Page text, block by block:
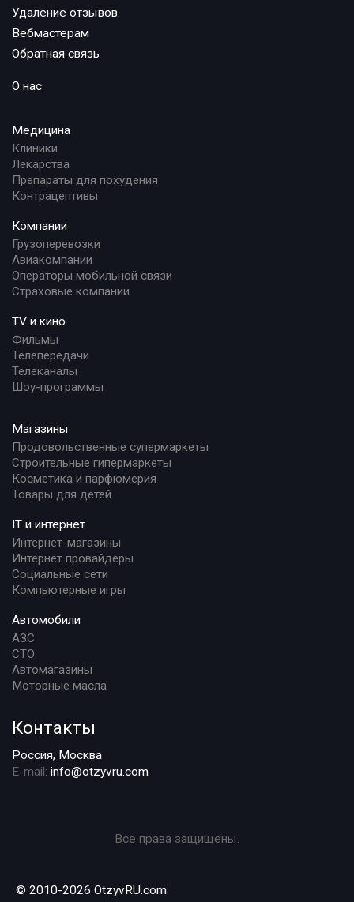
Удаление отзывов
Вебмастерам
Обратная связь
О нас
Медицина
Клиники
Лекарства
Препараты для похудения
Контрацептивы
Компании
Грузоперевозки
Авиакомпании
Операторы мобильной связи
Страховые компании
TV и кино
Фильмы
Телепередачи
Телеканалы
Шоу-программы
Магазины
Продовольственные супермаркеты
Строительные гипермаркеты
Косметика и парфюмерия
Товары для детей
IT и интернет
Интернет-магазины
Интернет провайдеры
Социальные сети
Компьютерные игры
Автомобили
АЗС
СТО
Автомагазины
Моторные масла
Контакты
Россия, Москва
E-mail: info@otzyvru.com
Все права защищены.
© 2010-2026 OtzyvRU.com